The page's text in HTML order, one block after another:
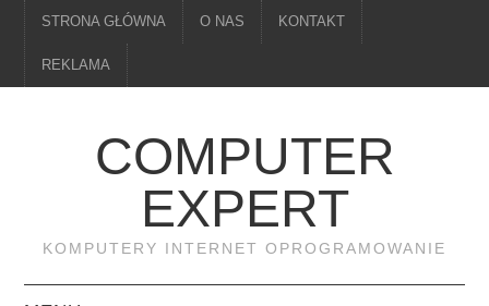
STRONA GŁÓWNA O NAS KONTAKT
REKLAMA
COMPUTER
EXPERT
KOMPUTERY INTERNET OPROGRAMOWANIE